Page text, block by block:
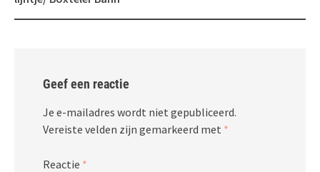
Geef een reactie
Je e-mailadres wordt niet gepubliceerd.
Vereiste velden zijn gemarkeerd met *
Reactie *